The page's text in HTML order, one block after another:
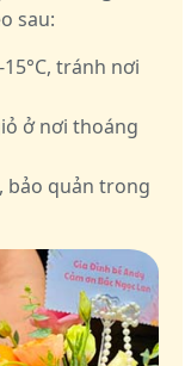
sau:
tránh nơi
ở nơi thoáng
bảo quản trong